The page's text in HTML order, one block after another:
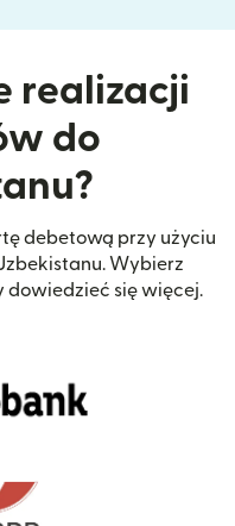
realizacji
do
debetową przy użyciu
Wybierz
się więcej.